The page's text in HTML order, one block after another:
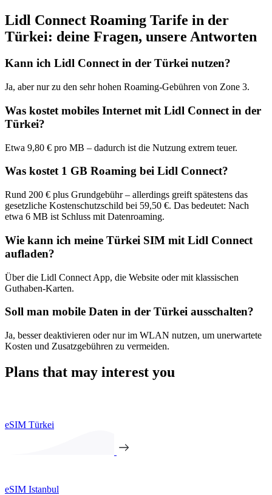
Lidl Connect Roaming Tarife in der
Türkei: deine Fragen, unsere Antworten
Kann ich Lidl Connect in der Türkei nutzen?
Ja, aber nur zu den sehr hohen Roaming-Gebühren von Zone 3.
Was kostet mobiles Internet mit Lidl Connect in der
Türkei?
Etwa 9,80 € pro MB – dadurch ist die Nutzung extrem teuer.
Was kostet 1 GB Roaming bei Lidl Connect?
Rund 200 € plus Grundgebühr – allerdings greift spätestens das
gesetzliche Kostenschutzschild bei 59,50 €. Das bedeutet: Nach
etwa 6 MB ist Schluss mit Datenroaming.
Wie kann ich meine Türkei SIM mit Lidl Connect
aufladen?
Über die Lidl Connect App, die Website oder mit klassischen
Guthaben-Karten.
Soll man mobile Daten in der Türkei ausschalten?
Ja, besser deaktivieren oder nur im WLAN nutzen, um unerwartete
Kosten und Zusatzgebühren zu vermeiden.
Plans that may interest you
eSIM Türkei
eSIM Istanbul